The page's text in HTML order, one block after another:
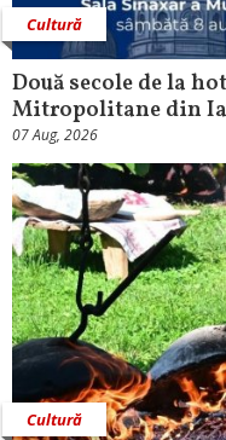
Cultură
Două secole de la
Mitropolitane din
07 Aug, 2026
Cultură